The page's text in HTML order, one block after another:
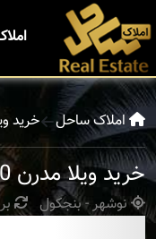
املاک ساحل خرید
خرید ویلا مدرن 250 متری در بنجیکول نوشهر
نوشهر - بنجکول